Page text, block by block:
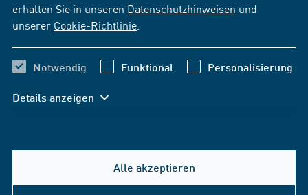
erhalten Sie in unseren Datenschutzhinweisen und
unserer Cookie-Richtlinie
Notwendig Funktional Personalisierung
Details anzeigen
Alle akzeptieren
Hilfe & Kontakt